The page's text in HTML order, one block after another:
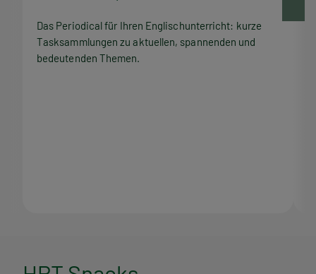
Das Periodical für Ihren Englischunterricht: kurze
Tasksammlungen zu aktuellen, spannenden und
bedeutenden Themen.